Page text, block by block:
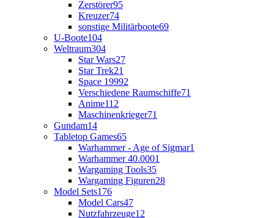
Zerstörer95
Kreuzer74
sonstige Militärboote69
U-Boote104
Weltraum304
Star Wars27
Star Trek21
Space 19992
Verschiedene Raumschiffe71
Anime112
Maschinenkrieger71
Gundam14
Tabletop Games65
Warhammer - Age of Sigmar1
Warhammer 40.0001
Wargaming Tools35
Wargaming Figuren28
Model Sets176
Model Cars47
Nutzfahrzeuge12